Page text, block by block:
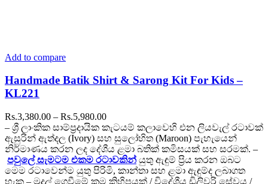
Add to compare
Handmade Batik Shirt & Sarong Kit For Kids –
KL221
Rs.3,380.00 – Rs.5,980.00Price
range:
Rs.3,380.00
through
Rs.5,980.00
– ශ්‍රී ලාංකික සාම්ප්‍රදායික කැටයම් කලාවෙහි එන ලියවැල් රටාවක්
ඇසුරින් ඇත්දල (Ivory) සහ සුලෝහිත (Maroon) පැහැයෙන්
නිර්මාණය කරන ලද දේශීය ළමා බතික් කමිසයක් සහ සරමක්. –
පවුලේ සැමටම එකම රටාවකින් යුතු ඇඳුම් ප්‍රිය කරන ඔබට
මෙම රටාවෙන්ම යුතු පිරිමි, කාන්තා සහ ළමා ඇඳුම්ද ලබාගත
හැක – මුදල් ගෙවීමේ ක්‍රම කිහිපයක් / විදේශීය ඩිලිවරි සේවය /